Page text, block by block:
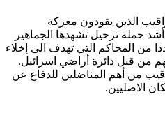
الذين يقودون معركة
حملة ترحيل تشهدها الجماهير
من المحاكم التي تهدف الى إخلاء
من قبل دائرة أراضي اسرائيل.
من أهم المناضلين للدفاع عن
الاصليين.